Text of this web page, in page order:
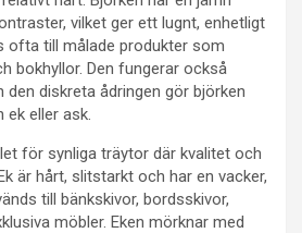
vilket ger ett lugnt, enhetligt
ofta till målade produkter som
bokhyllor. Den fungerar också
den diskreta ådringen gör björken
ek eller ask.
för synliga träytor där kvalitet och
är hårt, slitstarkt och har en vacker,
till bänkskivor, bordsskivor,
möbler. Eken mörknar med